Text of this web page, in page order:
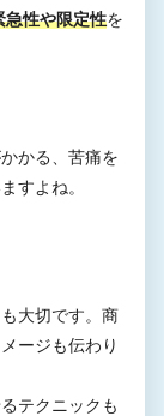
急性や限定性を
かる、苦痛を
すよね。
大切です。商
ージも伝わり
テクニックも